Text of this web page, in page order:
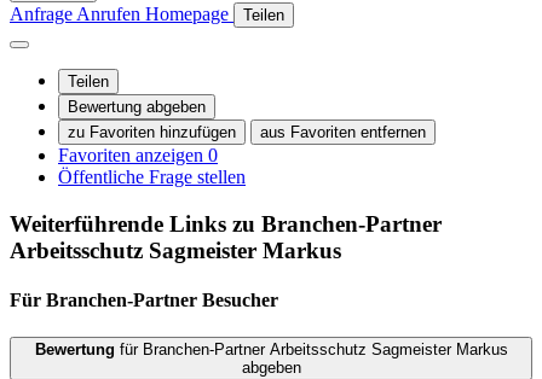
Anfrage Anrufen Homepage Teilen
Teilen
Bewertung abgeben
zu Favoriten hinzufügen
aus Favoriten entfernen
Favoriten anzeigen 0
Öffentliche Frage stellen
Weiterführende Links zu Branchen-Partner
Arbeitsschutz Sagmeister Markus
Für Branchen-Partner Besucher
Bewertung für Branchen-Partner Arbeitsschutz Sagmeister Markus
abgeben